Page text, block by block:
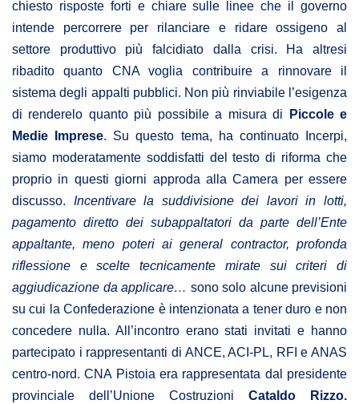
chiesto risposte forti e chiare sulle linee che il governo
intende percorrere per rilanciare e ridare ossigeno al
settore produttivo più falcidiato dalla crisi. Ha altresi
ribadito quanto CNA voglia contribuire a rinnovare il
sistema degli appalti pubblici. Non più rinviabile l’esigenza
di renderelo quanto più possibile a misura di
Piccole e
Medie Imprese. Su questo tema, ha continuato Incerpi,
siamo moderatamente soddisfatti del testo di riforma che
proprio in questi giorni approda alla Camera per essere
discusso. Incentivare la suddivisione dei lavori in lotti,
pagamento diretto dei subappaltatori da parte dell’Ente
appaltante, meno poteri ai general contractor, profonda
riflessione e scelte tecnicamente mirate sui criteri di
aggiudicazione da applicare… sono solo alcune previsioni
su cui la Confederazione è intenzionata a tener duro e non
concedere nulla. All’incontro erano stati invitati e hanno
partecipato i rappresentanti di ANCE, ACI-PL, RFI e ANAS
centro-nord. CNA Pistoia era rappresentata dal presidente
provinciale dell’Unione Costruzioni Cataldo Rizzo.